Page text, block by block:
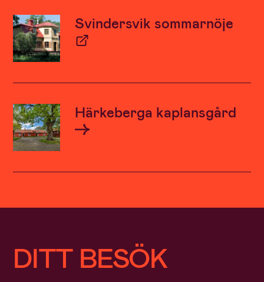
Svindersvik sommarnöje
Härkeberga kaplansgård
DITT BESÖK